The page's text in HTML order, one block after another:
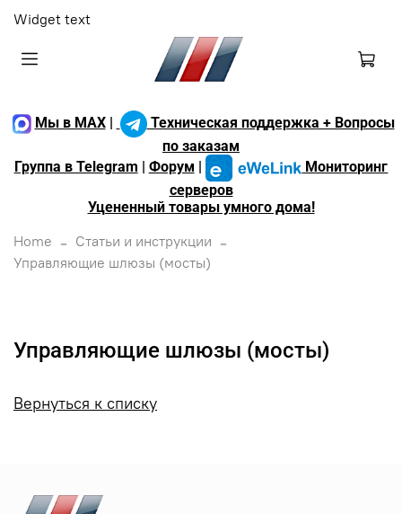
Widget text
Мы в MAX|
Техническая поддержка + Вопросы
по заказам
Группа в Telegram
Форум
Мониторинг
серверов
Уцененный товары умного дома!
Home
Статьи и инструкции
Управляющие шлюзы (мосты)
Управляющие шлюзы (мосты)
Вернуться к списку